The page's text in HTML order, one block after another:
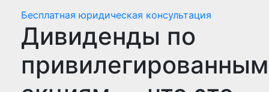
Бесплатная юридическая консультация
Дивиденды по
привилегированным